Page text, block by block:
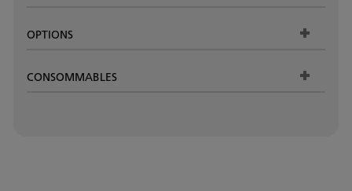
OPTIONS
CONSOMMABLES